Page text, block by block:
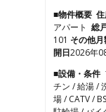
■物件概要
アパート 総
101 その他
開日2026年
■設備・条件
チン / 給湯 /
場 / CATV /